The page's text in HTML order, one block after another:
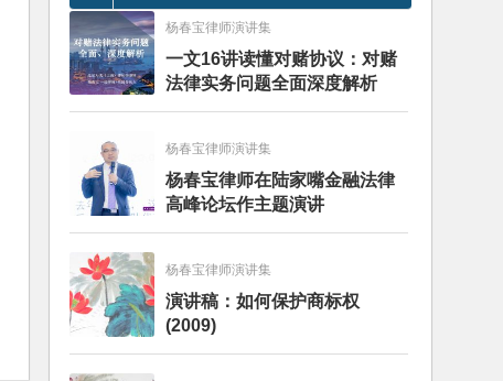
杨春宝律师演讲集
一文16讲读懂对赌协议：对赌
法律实务问题全面深度解析
杨春宝律师演讲集
杨春宝律师在陆家嘴金融法律
高峰论坛作主题演讲
杨春宝律师演讲集
演讲稿：如何保护商标权
(2009)